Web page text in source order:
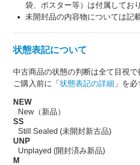
袋、ポスター等）は付属してお
未開封品の内容物については記
状態表記について
中古商品の状態の判断は全て目視で
ご購入前に「 状態表記の詳細 」を
NEW
New（新品）
SS
Still Sealed (未開封新古品)
UNP
Unplayed (開封済み新品)
M